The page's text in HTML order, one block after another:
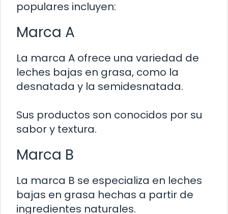
populares incluyen:
Marca A
La marca A ofrece una variedad de
leches bajas en grasa, como la
desnatada y la semidesnatada.
Sus productos son conocidos por su
sabor y textura.
Marca B
La marca B se especializa en leches
bajas en grasa hechas a partir de
ingredientes naturales.